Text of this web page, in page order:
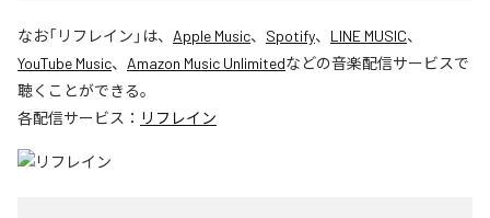
なお「リフレイン 」は、 Apple Music、 Spotify、 LINE MUSIC、
YouTube Music、 Amazon Music Unlimitedなどの音楽配信サービスで
聴くことができる。
各配信サービス： リフレイン